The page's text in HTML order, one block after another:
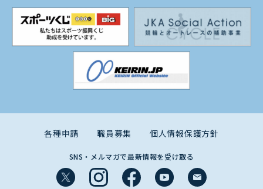
各種申請 職員募集 個人情報保護方針
SNS・メルマガで最新情報を受け取る